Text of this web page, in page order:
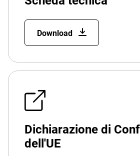
Download
Dichiarazione di
dell'UE